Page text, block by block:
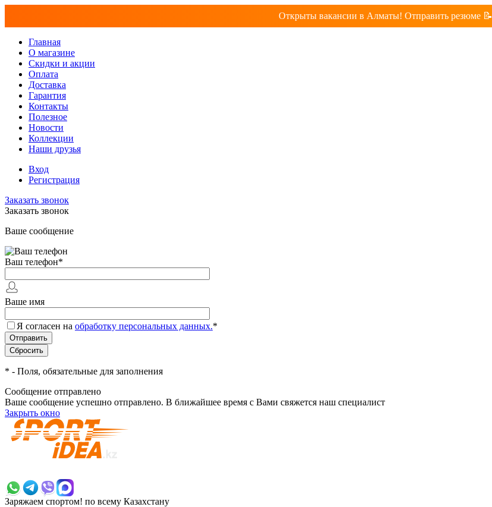
Открыты вакансии в Алматы! Отправить резюме 📝
Главная
О магазине
Скидки и акции
Оплата
Доставка
Гарантия
Контакты
Полезное
Новости
Коллекции
Наши друзья
Вход
Регистрация
Заказать звонок
Заказать звонок
Ваше сообщение
Ваш телефон*
Ваше имя
Я согласен на обработку персональных данных.*
* - Поля, обязательные для заполнения
Сообщение отправлено
Ваше сообщение успешно отправлено. В ближайшее время с Вами свяжется наш специалист
Закрыть окно
Заряжаем спортом! по всему Казахстану